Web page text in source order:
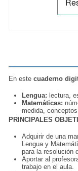
En estecuaderno
Lengua: lectura,
Matemáticas:
medida,
PRINCIPALES
Adquirir de una
Lengua y
para la resolución
Aportar al
trabajo en el aula.